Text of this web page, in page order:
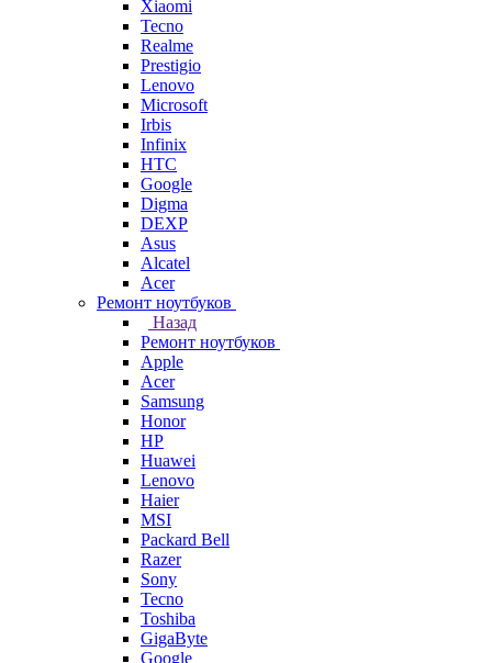
Xiaomi
Tecno
Realme
Prestigio
Lenovo
Microsoft
Irbis
Infinix
HTC
Google
Digma
DEXP
Asus
Alcatel
Acer
Ремонт ноутбуков
Назад
Ремонт ноутбуков
Apple
Acer
Samsung
Honor
HP
Huawei
Lenovo
Haier
MSI
Packard Bell
Razer
Sony
Tecno
Toshiba
GigaByte
Google